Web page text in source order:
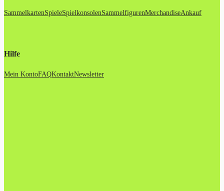
SammelkartenSpieleSpielkonsolenSammelfigurenMerchandiseAnkauf
Hilfe
Mein KontoFAQKontaktNewsletter